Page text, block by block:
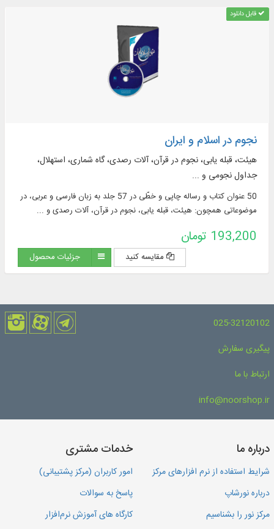
قابل دانلود
نجوم در اسلام و ایران
هیئت، قبله‌ یابی، نجوم در قرآن، آلات رصدی، گاه‌ شماری، استهلال،
جداول نجومی و ...
50 عنوان كتاب و رساله چاپی و خطّی در 57 جلد به زبان فارسی و عربی، در
موضوعاتی همچون: هیئت، قبله‌ یابی، نجوم در قرآن، آلات رصدی و ...
193,200 تومان
مقایسه کنید جزئیات محصول
025-32120102
پیگیری سفارش
ارتباط با ما
info@noorshop.ir
درباره ما
شرایط استفاده از نرم افزارهای مرکز
درباره نورشاپ
مرکز نور را بشناسیم
خدمات مشتری
امور کاربران (مرکز پشتیبانی)
پاسخ به سوالات
کارگاه های آموزش نرم‌افزار